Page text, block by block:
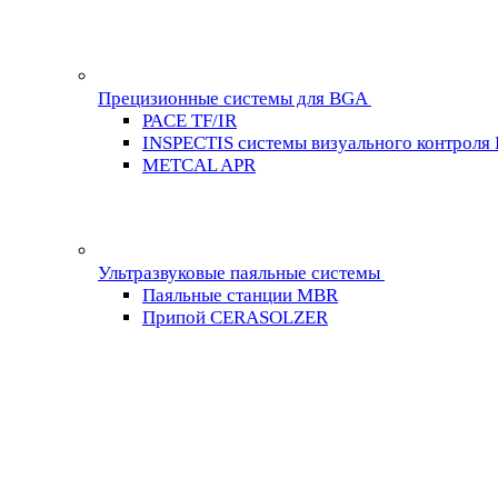
Прецизионные системы для BGA
PACE TF/IR
INSPECTIS системы визуального контроля
METCAL APR
Ультразвуковые паяльные системы
Паяльные станции MBR
Припой CERASOLZER